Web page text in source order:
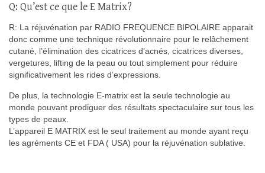
Q: Qu’est ce que le E Matrix?
R: La réjuvénation par RADIO FREQUENCE BIPOLAIRE apparait
donc comme une technique révolutionnaire pour le relâchement
cutané, l’élimination des cicatrices d’acnés, cicatrices diverses,
vergetures, lifting de la peau ou tout simplement pour réduire
significativement les rides d’expressions.
De plus, la technologie E-matrix est la seule technologie au
monde pouvant prodiguer des résultats spectaculaire sur tous les
types de peaux.
L’appareil E MATRIX est le seul traitement au monde ayant reçu
les agréments CE et FDA ( USA) pour la réjuvénation sublative.